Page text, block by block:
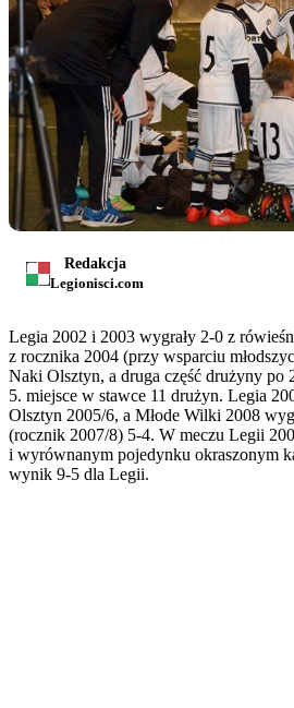
Redakcja
Legionisci.com
Legia 2002 i 2003 wygrały 2-0 z
z rocznika 2004 (przy wsparciu
Naki Olsztyn, a druga część drużyny po
5. miejsce w stawce 11 drużyn. Legia
Olsztyn 2005/6, a Młode Wilki 2008
(rocznik 2007/8) 5-4. W meczu Legii
i wyrównanym pojedynku okraszonym
wynik 9-5 dla Legii.